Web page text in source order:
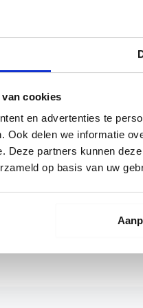
cookies
en advertenties te
Ook delen we informatie
Deze partners kunnen
op basis van uw
die Schrauben der
die leicht oder
Steigung, um
so dass diese
so eine Menge Zeit.
liegt auf 4 Funktionen,